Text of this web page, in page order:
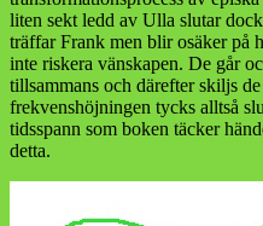
liten sekt ledd av Ulla slutar
träffar Frank men blir osäker på
inte riskera vänskapen. De går
tillsammans och därefter skiljs
frekvenshöjningen tycks alltså
tidsspann som boken täcker
detta.